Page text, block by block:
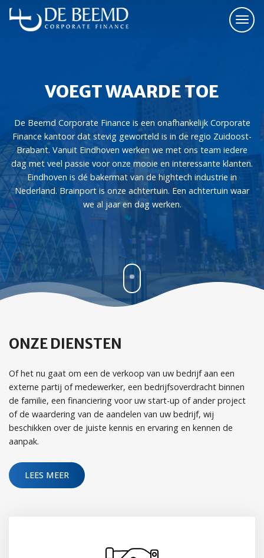
VOEGT WAARDE TOE
De Beemd Corporate Finance is een onafhankelijk Corporate
Finance kantoor dat stevig geworteld is in de regio Zuidoost-
Brabant. Vanuit Eindhoven werken we met ons team iedere
dag met veel passie voor onze mooie en interessante klanten.
Eindhoven is dé bakermat van de hightech industrie in
Nederland. Brainport is onze achtertuin. Een achtertuin waar
we al jaar en dag werken.
ONZE DIENSTEN
Of het nu gaat om een de verkoop van uw bedrijf aan een
externe partij of medewerker, een bedrijfsoverdracht binnen
de familie, een financiering voor uw start-up of ander project
of de waardering van de aandelen van uw bedrijf, wij
beschikken over de juiste kennis en ervaring en kennen de
aanpak.
LEES MEER